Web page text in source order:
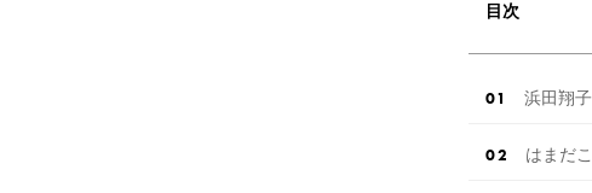
目次
浜田翔
はまだ